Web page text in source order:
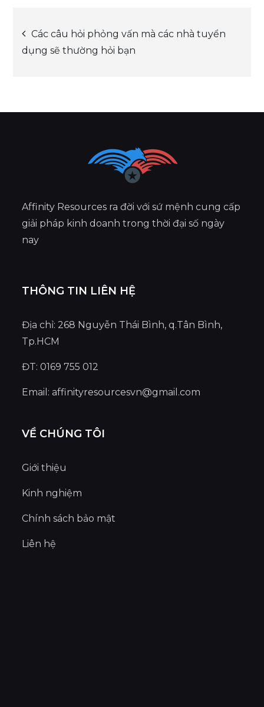
Post
Các câu hỏi phỏng vấn mà các nhà tuyển
dụng sẽ thường hỏi bạn
Affinity Resources ra đời với sứ mệnh cung cấp
giải pháp kinh doanh trong thời đại số ngày
nay
THÔNG TIN LIÊN HỆ
Địa chỉ: 268 Nguyễn Thái Bình, q.Tân Bình,
Tp.HCM
ĐT: 0169 755 012
Email:affinityresourcesvn@gmail.com
VỀ CHÚNG TÔI
Giới thiệu
Kinh nghiệm
Chính sách bảo mật
Liên hệ